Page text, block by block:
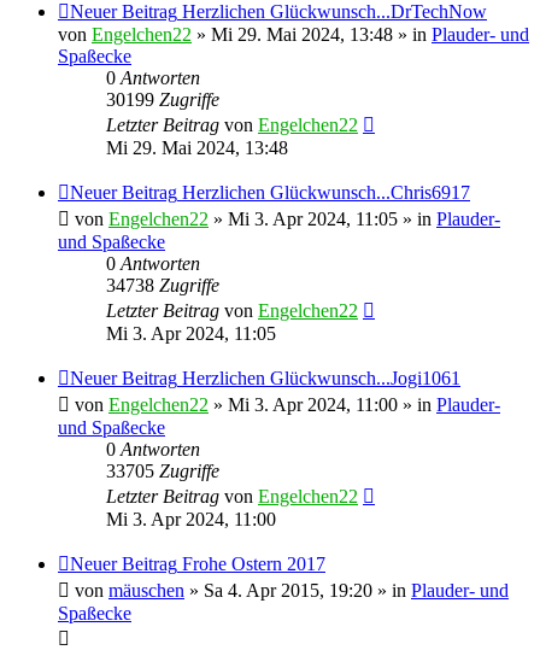
Neuer Beitrag Herzlichen Glückwunsch...DrTechNow
von Engelchen22 » Mi 29. Mai 2024, 13:48 » in Plauder- und
Spaßecke
0Antworten
30199 Zugriffe
Letzter Beitrag von Engelchen22
Mi 29. Mai 2024, 13:48
Neuer Beitrag Herzlichen Glückwunsch...Chris6917
von Engelchen22 » Mi 3. Apr 2024, 11:05 » in Plauder-
und Spaßecke
0Antworten
34738 Zugriffe
Letzter Beitrag von Engelchen22
Mi 3. Apr 2024, 11:05
Neuer Beitrag Herzlichen Glückwunsch...Jogi1061
von Engelchen22 » Mi 3. Apr 2024, 11:00 » in Plauder-
und Spaßecke
0Antworten
33705 Zugriffe
Letzter Beitrag von Engelchen22
Mi 3. Apr 2024, 11:00
Neuer Beitrag Frohe Ostern 2017
von mäuschen » Sa 4. Apr 2015, 19:20 » in Plauder- und
Spaßecke